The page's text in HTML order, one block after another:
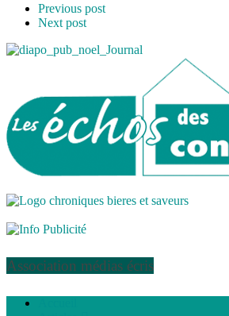
Previous post
Next post
Association médias écris